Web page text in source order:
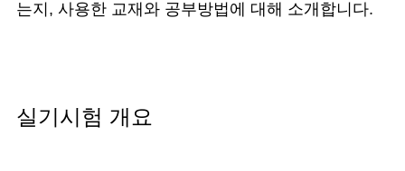
는지, 사용한 교재와 공부방법에 대해 소개합니다.
실기시험 개요